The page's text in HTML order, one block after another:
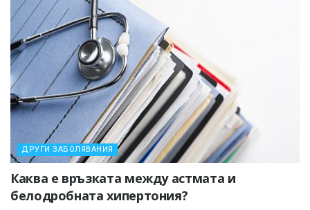
ДРУГИ ЗАБОЛЯВАНИЯ
Каква е връзката между астмата и
белодробната хипертония?